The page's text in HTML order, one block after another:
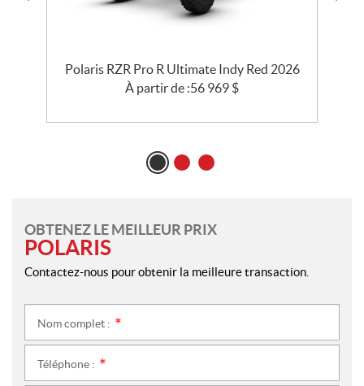
Polaris RZR Pro R Ultimate Indy Red 2026
À partir de :56 969 $
OBTENEZ LE MEILLEUR PRIX
POLARIS
Contactez-nous pour obtenir la meilleure transaction.
Nom complet :
Téléphone :